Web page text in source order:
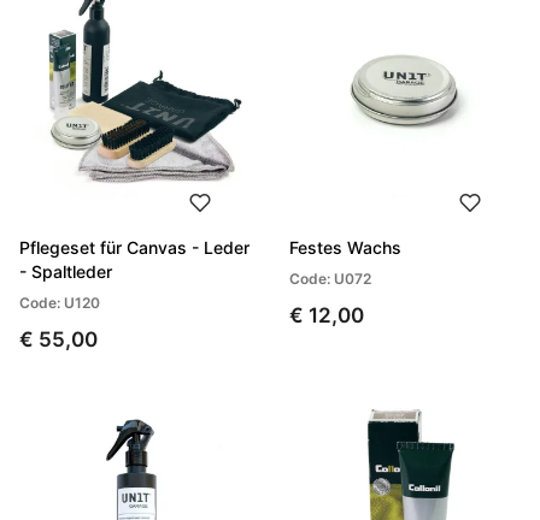
Pflegeset für Canvas - Leder
- Spaltleder
Code: U120
€ 55,00
Festes Wachs
Code: U072
€ 12,00